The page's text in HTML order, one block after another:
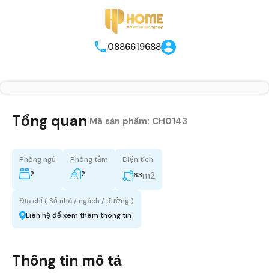
0886619688
Tổng quan Mã sản phẩm: CH0143
Phòng ngủ
2
Phòng tắm
2
Diện tích
63m2
Địa chỉ ( Số nhà / ngách / đường )
Liên hệ để xem thêm thông tin
Thông tin mô tả